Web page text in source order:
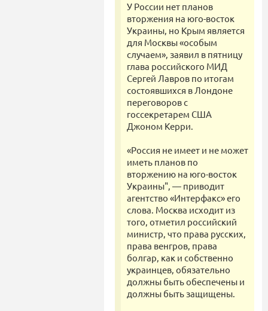
У России нет планов
вторжения на юго-восток
Украины, но Крым является
для Москвы «особым
случаем», заявил в пятницу
глава российского МИД
Сергей Лавров по итогам
состоявшихся в Лондоне
переговоров с
госсекретарем США
Джоном Керри.
«Россия не имеет и не может
иметь планов по
вторжению на юго-восток
Украины", — приводит
агентство «Интерфакс» его
слова. Москва исходит из
того, отметил российский
министр, что права русских,
права венгров, права
болгар, как и собственно
украинцев, обязательно
должны быть обеспечены и
должны быть защищены.